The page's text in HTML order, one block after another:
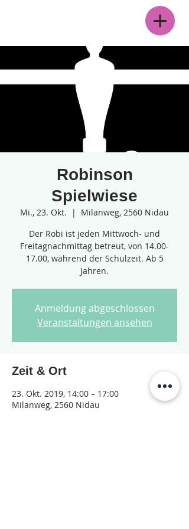
Robinson
Spielwiese
Mi., 23. Okt.
  |
Milanweg, 2560 Nidau
Der Robi ist jeden Mittwoch- und
Freitagnachmittag betreut, von 14.00-
17.00, während der Schulzeit. Ab 5
Jahren.
Anmeldung abgeschlossen
Veranstaltungen ansehen
Zeit & Ort
23. Okt. 2019, 14:00 – 17:00
Milanweg, 2560 Nidau